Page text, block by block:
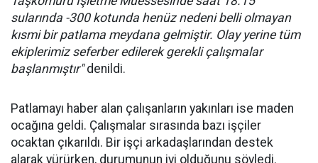
sularında -300 kotunda henüz nedeni belli olmayan
kısmi bir patlama meydana gelmiştir. Olay yerine tüm
ekiplerimiz seferber edilerek gerekli çalışmalar
başlanmıştır"denildi.
Patlamayı haber alan çalışanların yakınları ise maden
ocağına geldi. Çalışmalar sırasında bazı işçiler
ocaktan çıkarıldı. Bir işçi arkadaşlarından destek
alarak yürürken, durumunun iyi olduğunu söyledi.